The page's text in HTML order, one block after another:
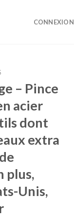
CONNEXION
– Pince
acier
dont
extra
plus,
Unis,